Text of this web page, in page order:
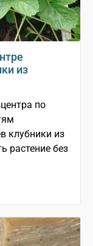
из
по
клубники из
растение без